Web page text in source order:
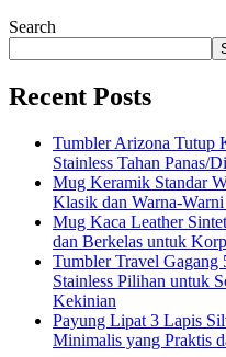
Search
Recent Posts
Tumbler Arizona Tutup
Stainless Tahan Panas/
Mug Keramik Standar
Klasik dan Warna-
Mug Kaca Leather
dan Berkelas untuk
Tumbler Travel
Stainless Pilihan untuk
Kekinian
Payung Lipat 3 Lapis
Minimalis yang Praktis